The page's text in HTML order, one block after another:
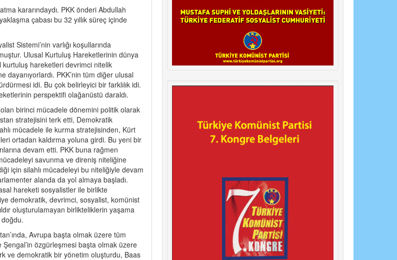
kararındaydı. PKK önderi Abdullah
çabası bu 32 yıllık süreç içinde
Sistemi’nin varlığı koşullarında
Ulusal Kurtuluş Hareketlerinin dünya
hareketleri devrimci nitelik
dayanıyorlardı. PKK’nin tüm diğer ulusal
idi. Bu çok belirleyici bir farklılık idi.
perspektifi olağanüstü daraldı.
birinci mücadele dönemini politik olarak
stratejisini terk etti, Demokratik
mücadele ile kurma stratejisinden, Kürt
ortadan kaldırma yoluna girdi. Bu yeni bir
devam etti. PKK buna rağmen
savunma ve direniş niteliğine
için silahlı mücadeleyi bu niteliğiyle devam
alanda da yol almaya başladı.
hareketi sosyalistler ile birlikte
demokratik, devrimci, sosyalist, komünist
oluşturulamayan birlikteliklerin yaşama
Avrupa başta olmak üzere tüm
özgürleşmesi başta olmak üzere
ve demokratik bir yönetim oluşturdu, Baas